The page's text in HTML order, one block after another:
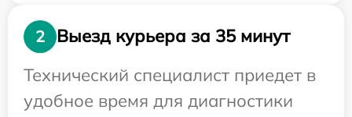
2
Выезд курьера за 35 минут
Технический специалист приедет в
удобное время для диагностики